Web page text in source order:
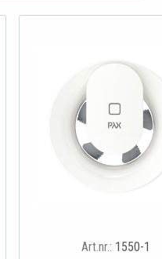
Art.nr.: 1550-1